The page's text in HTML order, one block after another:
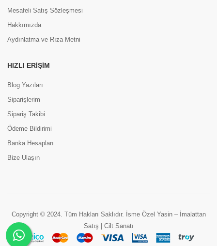
Mesafeli Satış Sözleşmesi
Hakkımızda
Aydınlatma ve Rıza Metni
HIZLI ERIŞIM
Blog Yazıları
Siparişlerim
Sipariş Takibi
Ödeme Bildirimi
Banka Hesapları
Bize Ulaşın
Copyright © 2024. Tüm Hakları Saklıdır. İsme Özel Yasin – İmalattan
Satış | Cilt Sanatı